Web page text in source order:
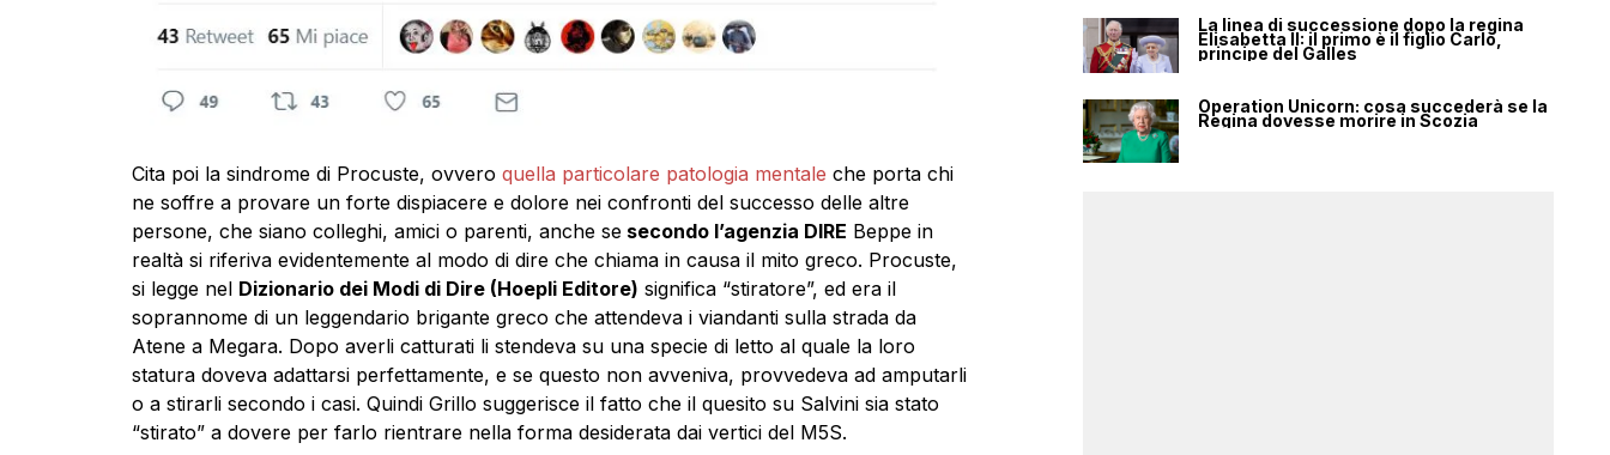
Cita poi la sindrome di Procuste, ovvero quella particolare patologia mentale che porta chi
ne soffre a provare un forte dispiacere e dolore nei confronti del successo delle altre
persone, che siano colleghi, amici o parenti, anche sesecondo l’agenzia DIRE Beppe in
realtà si riferiva evidentemente al modo di dire che chiama in causa il mito greco. Procuste,
si legge nel Dizionario dei Modi di Dire (Hoepli Editore) significa “stiratore”, ed era il
soprannome di un leggendario brigante greco che attendeva i viandanti sulla strada da
Atene a Megara. Dopo averli catturati li stendeva su una specie di letto al quale la loro
statura doveva adattarsi perfettamente, e se questo non avveniva, provvedeva ad amputarli
o a stirarli secondo i casi. Quindi Grillo suggerisce il fatto che il quesito su Salvini sia stato
“stirato” a dovere per farlo rientrare nella forma desiderata dai vertici del M5S.
La linea di successione dopo la regina
Elisabetta II: il primo è il figlio Carlo,
principe del Galles
Operation Unicorn: cosa succederà se la
Regina dovesse morire in Scozia